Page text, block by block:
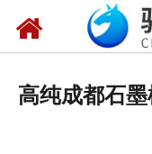
高纯成都石